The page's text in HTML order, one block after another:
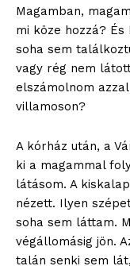
Hasznos
bSZ fiók
Kapcsolat
Adatkezelési
Hirdetés
Magamban,
mi köze hozzá?
soha sem
vagy rég nem
elszámolnom
villamoson?
A kórház után, a
ki a magammal
látásom. A
nézett. Ilyen
soha sem láttam.
végállomásig jön.
talán senki sem